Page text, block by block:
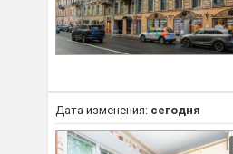
Дата изменения: сегодня